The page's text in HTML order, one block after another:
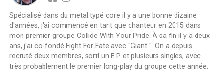
Spécialisé dans du metal typé core il y a une bonne dizaine
d'années, j'ai commencé en tant que chanteur en 2015 dans
mon premier groupe Collide With Your Pride. À sa fin il y a deux
ans, j'ai co-fondé Fight For Fate avec "Giant ". On a depuis
recruté deux membres, sorti un E.P et plusieurs singles, avec
très probablement le premier long-play du groupe cette année.